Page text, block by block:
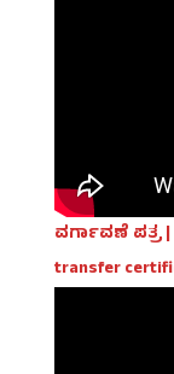
ವರ್ಗಾವಣೆ ಪತ್ರ |
transfer